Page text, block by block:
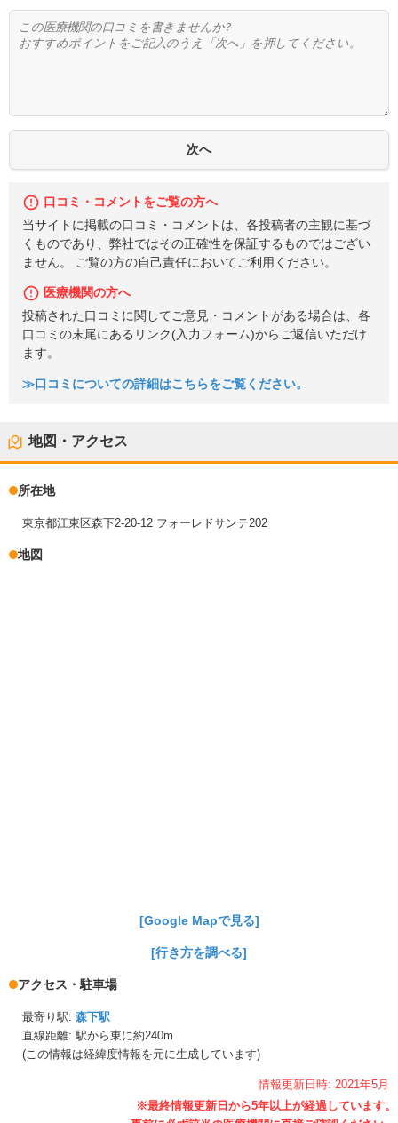
口コミ・コメントをご覧の方へ
当サイトに掲載の口コミ・コメントは、各投稿者の主観に基づ
くものであり、弊社ではその正確性を保証するものではござい
ません。 ご覧の方の自己責任においてご利用ください。
医療機関の方へ
投稿された口コミに関してご意見・コメントがある場合は、各
口コミの末尾にあるリンク(入力フォーム)からご返信いただけ
ます。
≫口コミについての詳細はこちらをご覧ください。
地図・アクセス
所在地
東京都江東区森下2-20-12 フォーレドサンテ202
地図
[Google Mapで見る]
[行き方を調べる]
アクセス・駐車場
最寄り駅: 森下駅
直線距離: 駅から東に約240m
(この情報は経緯度情報を元に生成しています)
情報更新日時: 2021年5月